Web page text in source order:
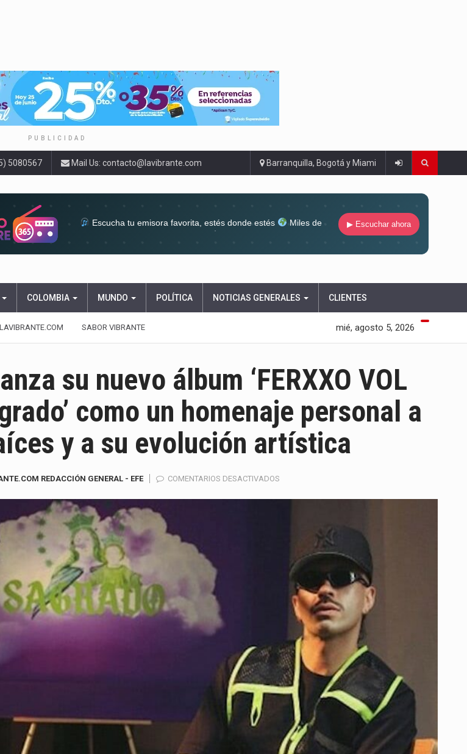
PUBLICIDAD
5080567 Mail Us: contacto@lavibrante.com Barranquilla, Bogotá y Miami
Escucha tu emisora favorita, estés donde estés
Miles de
▶ Escuchar ahora
COLOMBIA MUNDO POLÍTICA NOTICIAS GENERALES CLIENTES
SABOR VIBRANTE mié, agosto 5, 2026
su nuevo álbum ‘FERXXO VOL
como un homenaje personal a
y a su evolución artística
REDACCIÓN GENERAL - EFE COMENTARIOS DESACTIVADOS
‘FERXXO
VOL
SAGRADO’
COMO
HOMENAJE
PERSONAL
A
SUS
RAÍCES
Y
EVOLUCIÓN
ARTÍSTICA